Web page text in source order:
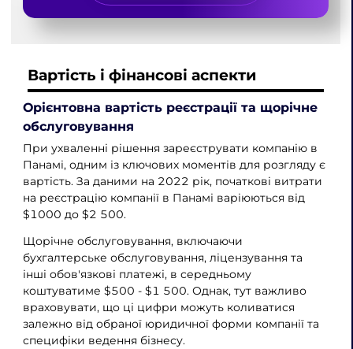
Вартість і фінансові аспекти
Орієнтовна вартість реєстрації та щорічне
обслуговування
При ухваленні рішення зареєструвати компанію в
Панамі, одним із ключових моментів для розгляду є
вартість. За даними на 2022 рік, початкові витрати
на реєстрацію компанії в Панамі варіюються від
$1000 до $2 500.
Щорічне обслуговування, включаючи
бухгалтерське обслуговування, ліцензування та
інші обов'язкові платежі, в середньому
коштуватиме $500 - $1 500. Однак, тут важливо
враховувати, що ці цифри можуть коливатися
залежно від обраної юридичної форми компанії та
специфіки ведення бізнесу.